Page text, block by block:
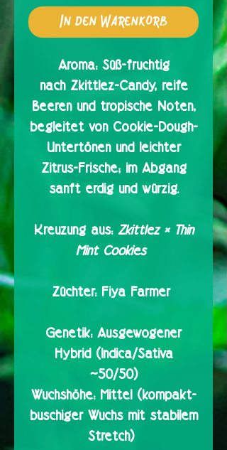
In den Warenkorb
Aroma:Süß-fruchtig
nach Zkittlez-Candy, reife
Beeren und tropische Noten,
begleitet von Cookie-Dough-
Untertönen und leichter
Zitrus-Frische; im Abgang
sanft erdig und würzig.
Kreuzung aus: Zkittlez × Thin
Mint Cookies
Züchter:Fiya Farmer
Genetik:Ausgewogener
Hybrid (Indica/Sativa
~50/50)
Wuchshöhe:Mittel (kompakt-
buschiger Wuchs mit stabilem
Stretch)